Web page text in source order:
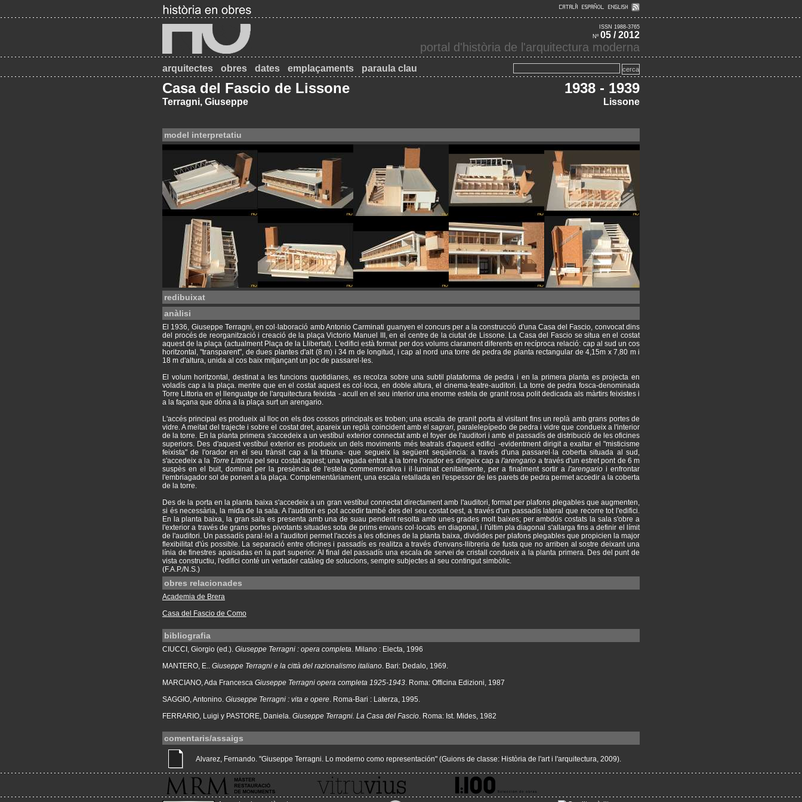
ISSN 1988-3765
Nº 05 / 2012
portal d'història de l'arquitectura moderna
arquitectes obres dates emplaçaments paraula clau
Casa del Fascio de Lissone 1938 - 1939
Terragni, Giuseppe Lissone
model interpretatiu
redibuixat
anàlisi
El 1936, Giuseppe Terragni, en col·laboració amb Antonio Carminati guanyen el concurs per a la construcció d'una Casa del Fascio, convocat dins
del procés de reorganització i creació de la plaça Victorio Manuel III, en el centre de la ciutat de Lissone. La Casa del Fascio se situa en el costat
aquest de la plaça (actualment Plaça de la Llibertat). L'edifici està format per dos volums clarament diferents en recíproca relació: cap al sud un cos
horitzontal, "transparent", de dues plantes d'alt (8 m) i 34 m de longitud, i cap al nord una torre de pedra de planta rectangular de 4,15m x 7,80 m i
18 m d'altura, unida al cos baix mitjançant un joc de passarel·les.
El volum horitzontal, destinat a les funcions quotidianes, es recolza sobre una subtil plataforma de pedra i en la primera planta es projecta en
voladís cap a la plaça. mentre que en el costat aquest es col·loca, en doble altura, el cinema-teatre-auditori. La torre de pedra fosca-denominada
Torre Littoria en el llenguatge de l'arquitectura feixista - acull en el seu interior una enorme estela de granit rosa polit dedicada als màrtirs feixistes i
a la façana que dóna a la plaça surt un arengario.
L'accés principal es produeix al lloc on els dos cossos principals es troben; una escala de granit porta al visitant fins un replà amb grans portes de
vidre. A meitat del trajecte i sobre el costat dret, apareix un replà coincident amb elsagrari, paralelepípedo de pedra i vidre que condueix a l'interior
de la torre. En la planta primera s'accedeix a un vestíbul exterior connectat amb el foyer de l'auditori i amb el passadís de distribució de les oficines
superiors. Des d'aquest vestíbul exterior es produeix un dels moviments més teatrals d'aquest edifici -evidentment dirigit a exaltar el "misticisme
feixista" de l'orador en el seu trànsit cap a la tribuna- que segueix la següent seqüència: a través d'una passarel·la coberta situada al sud,
s'accedeix a la Torre Littoriapel seu costat aquest; una vegada entrat a la torre l'orador es dirigeix cap a l'arengario a través d'un estret pont de 6 m
suspès en el buit, dominat per la presència de l'estela commemorativa i il·luminat cenitalmente, per a finalment sortir al'arengario i enfrontar
l'embriagador sol de ponent a la plaça. Complementàriament, una escala retallada en l'espessor de les parets de pedra permet accedir a la coberta
de la torre.
Des de la porta en la planta baixa s'accedeix a un gran vestíbul connectat directament amb l'auditori, format per plafons plegables que augmenten,
si és necessària, la mida de la sala. A l'auditori es pot accedir també des del seu costat oest, a través d'un passadís lateral que recorre tot l'edifici.
En la planta baixa, la gran sala es presenta amb una de suau pendent resolta amb unes grades molt baixes; per ambdós costats la sala s'obre a
l'exterior a través de grans portes pivotants situades sota de prims envans col·locats en diagonal, i l'últim pla diagonal s'allarga fins a definir el límit
de l'auditori. Un passadís paral·lel a l'auditori permet l'accés a les oficines de la planta baixa, dividides per plafons plegables que propicien la major
flexibilitat d'ús possible. La separació entre oficines i passadís es realitza a través d'envans-llibreria de fusta que no arriben al sostre deixant una
línia de finestres apaisadas en la part superior. Al final del passadís una escala de servei de cristall condueix a la planta primera. Des del punt de
vista constructiu, l'edifici conté un vertader catàleg de solucions, sempre subjectes al seu contingut simbòlic.
(F.A.P./N.S.)
obres relacionades
Academia de Brera
Casa del Fascio de Como
bibliografia
CIUCCI, Giorgio (ed.). Giuseppe Terragni : opera completa. Milano : Electa, 1996
MANTERO, E.. Giuseppe Terragni e la città del razionalismo italiano. Bari: Dedalo, 1969.
MARCIANO, Ada Francesca Giuseppe Terragni opera completa 1925-1943. Roma: Officina Edizioni, 1987
SAGGIO, Antonino. Giuseppe Terragni : vita e opere. Roma-Bari : Laterza, 1995.
FERRARIO, Luigi y PASTORE, Daniela. Giuseppe Terragni. La Casa del Fascio. Roma: Ist. Mides, 1982
comentaris/assaigs
Alvarez, Fernando. "Giuseppe Terragni. Lo moderno como representación" (Guions de classe: Història de l'art i l'arquitectura, 2009).